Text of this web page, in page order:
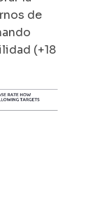
de
(+18